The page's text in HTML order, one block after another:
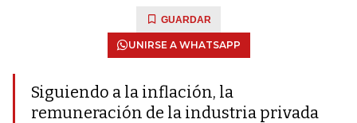
GUARDAR
UNIRSE A WHATSAPP
Siguiendo a la inflación, la
remuneración de la industria privada